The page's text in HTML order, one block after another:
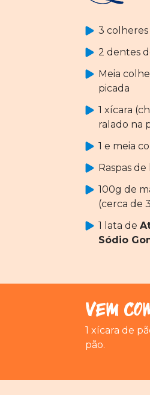
3 colheres
2 dentes
Meia
picada
1 xícara
ralado na
1 e meia
Raspas
100g de
(cerca de
1 lata de
Sódio
Vem
1 xícara de
pão.